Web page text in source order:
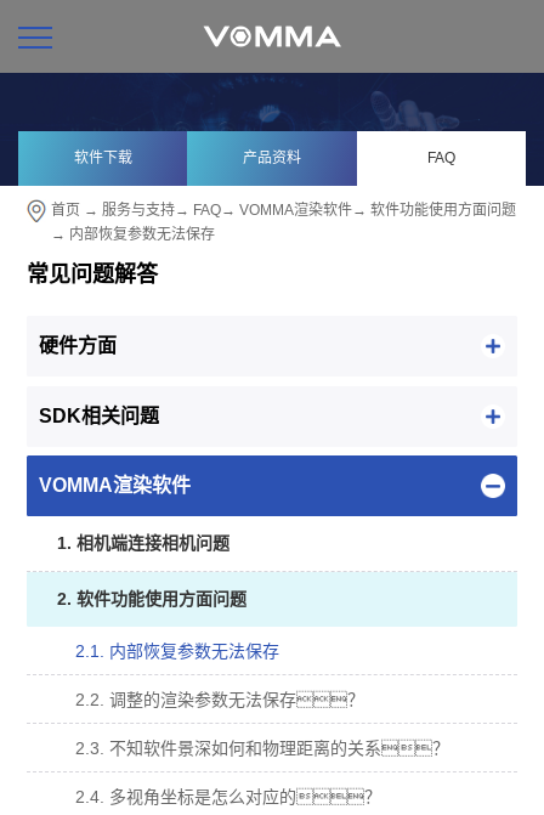
软件下载 产品资料 FAQ
首页 →服务与支持→ FAQ→VOMMA渲染软件→软件功能使用方面问题
→ 内部恢复参数无法保存
常见问题解答
硬件方面
SDK相关问题
VOMMA渲染软件
1. 相机端连接相机问题
2. 软件功能使用方面问题
2.1. 内部恢复参数无法保存
2.2. 调整的渲染参数无法保存？
2.3. 不知软件景深如何和物理距离的关系？
2.4. 多视角坐标是怎么对应的？